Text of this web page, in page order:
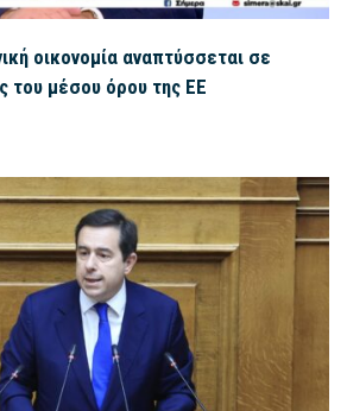
οικονομία αναπτύσσεται σε
του μέσου όρου της ΕΕ